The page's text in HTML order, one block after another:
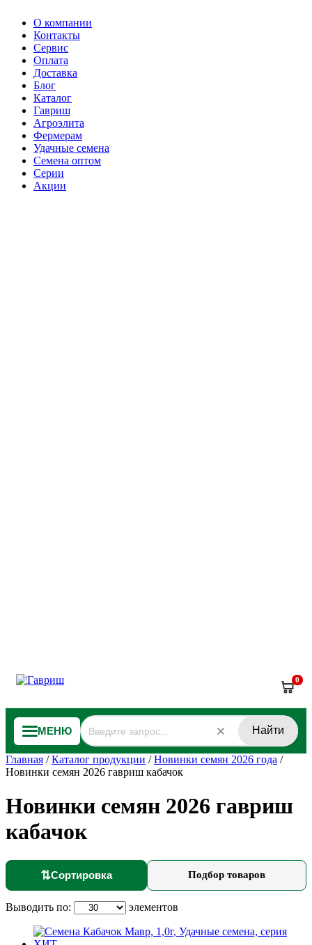
О компании
Контакты
Сервис
Оплата
Доставка
Блог
Каталог
Гавриш
Агроэлита
Фермерам
Удачные семена
Семена оптом
Серии
Акции
0
МЕНЮ Найти
Главная /Каталог продукции /Новинки семян 2026 года /
Новинки семян 2026 гавриш кабачок
Новинки семян 2026 гавриш
кабачок
⇅Сортировка Подбор товаров
Выводить по: элементов